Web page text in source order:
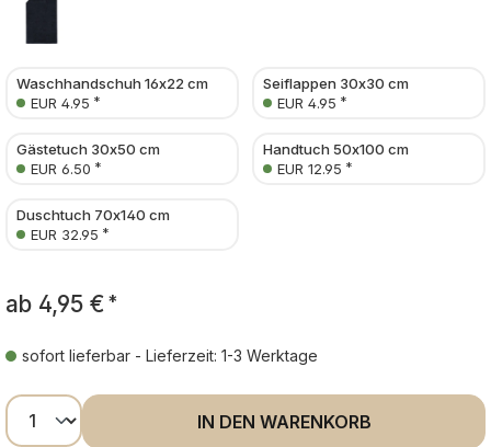
Waschhandschuh 16x22 cm
EUR 4.95 *
Seiflappen 30x30 cm
EUR 4.95 *
Gästetuch 30x50 cm
EUR 6.50 *
Handtuch 50x100 cm
EUR 12.95 *
Duschtuch 70x140 cm
EUR 32.95 *
ab 4,95 € *
sofort lieferbar - Lieferzeit: 1-3 Werktage
Produkt Anzahl: Gib den gewünschten
IN DEN WARENKORB